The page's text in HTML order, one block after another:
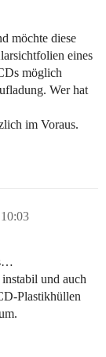
möchte diese
eines
möglich
Wer hat
im Voraus.
und auch
Plastikhüllen